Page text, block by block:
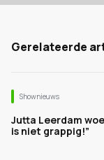
Gerelateerde
Shownieuws
Jutta Leerdam
is niet grappig!”